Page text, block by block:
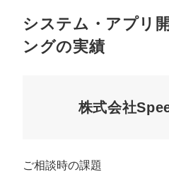
システム・アプリ
ングの実績
株式会社
ご相談時の課題